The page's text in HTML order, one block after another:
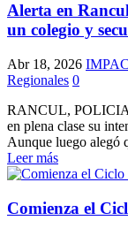
Alerta en
un colegio y
Abr 18, 2026
Regionales 0
RANCUL,
en plena clase su
Aunque luego alegó
Leer más
Comienza el